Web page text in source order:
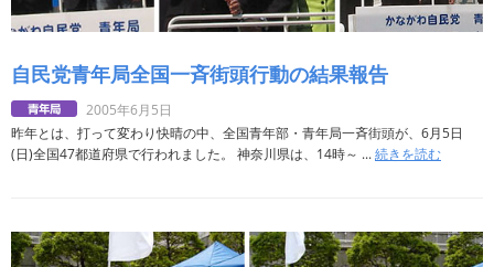
自民党青年局全国一斉街頭行動の結果報告
2005年6月5日
昨年とは、打って変わり快晴の中、全国青年部・青年局一斉街頭が、6月5日
(日)全国47都道府県で行われました。 神奈川県は、14時～ ...続きを読む